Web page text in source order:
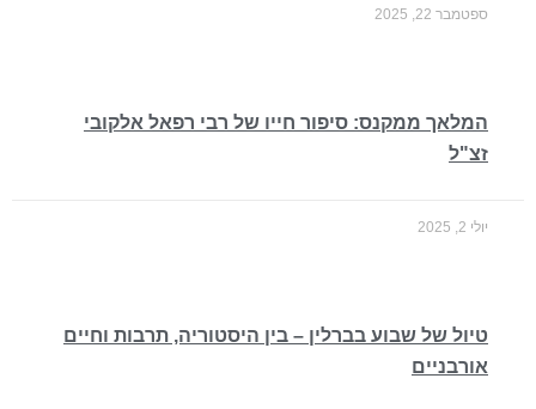
ספטמבר 22, 2025
המלאך ממקנס: סיפור חייו של רבי רפאל אלקובי
זצ"ל
יולי 2, 2025
טיול של שבוע בברלין – בין היסטוריה, תרבות וחיים
אורבניים